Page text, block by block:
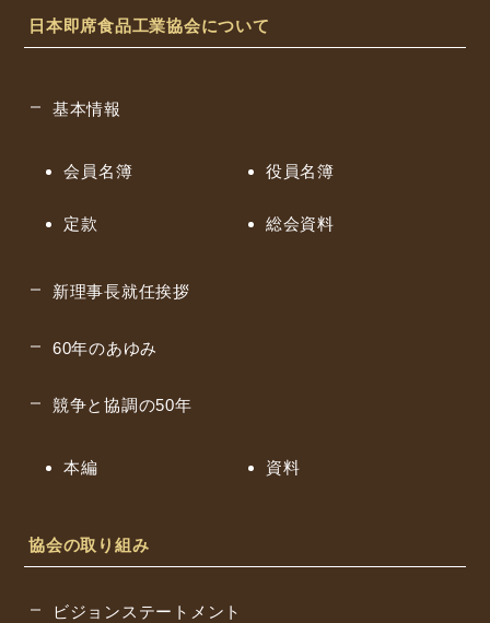
日本即席食品工業協会について
基本情報
会員名簿 役員名簿
定款 総会資料
新理事長就任挨拶
60年のあゆみ
競争と協調の50年
本編 資料
協会の取り組み
ビジョンステートメント